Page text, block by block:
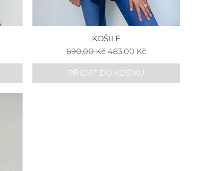
KOŠILE
Běžná cena
690,00 Kč Zvýhodněná cena
483,00 Kč
PŘIDAT DO KOŠÍKU